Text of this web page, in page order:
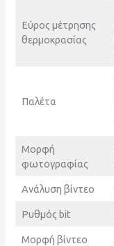
Εύρος μέτρησης
θερμοκρασίας
Παλέτα
Μορφή
φωτογραφίας
Ανάλυση βίντεο
Ρυθμός bit
Μορφή βίντεο